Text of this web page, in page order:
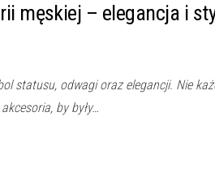
męskiej – elegancja i
statusu, odwagi oraz elegancji. Nie
by były…